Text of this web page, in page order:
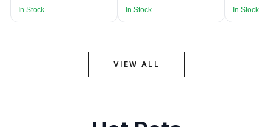
In Stock In Stock In Stock
VIEW ALL